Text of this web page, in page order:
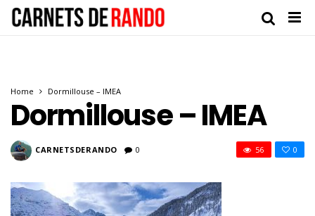
Home Dormillouse – IMEA
Dormillouse – IMEA
CARNETSDERANDO 0 0
56